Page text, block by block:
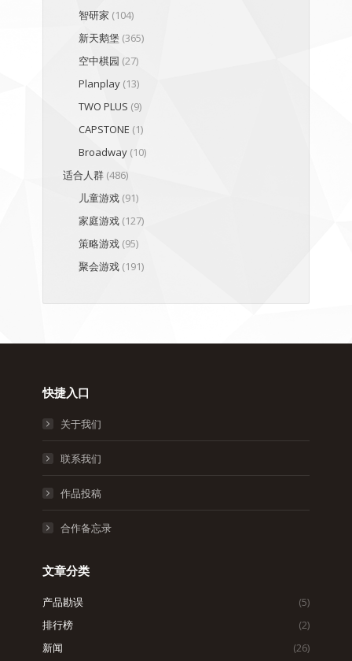
智研家 (104)
新天鹅堡 (365)
空中棋园 (27)
Planplay (13)
TWO PLUS (9)
CAPSTONE (1)
Broadway (10)
适合人群 (486)
儿童游戏 (91)
家庭游戏 (127)
策略游戏 (95)
聚会游戏 (191)
快捷入口
关于我们
联系我们
作品投稿
合作备忘录
文章分类
产品勘误
(5)
排行榜
(2)
新闻
(26)